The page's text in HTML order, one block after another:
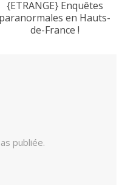
{ETRANGE} Enquêtes
paranormales en Hauts-
de-France !
publiée.